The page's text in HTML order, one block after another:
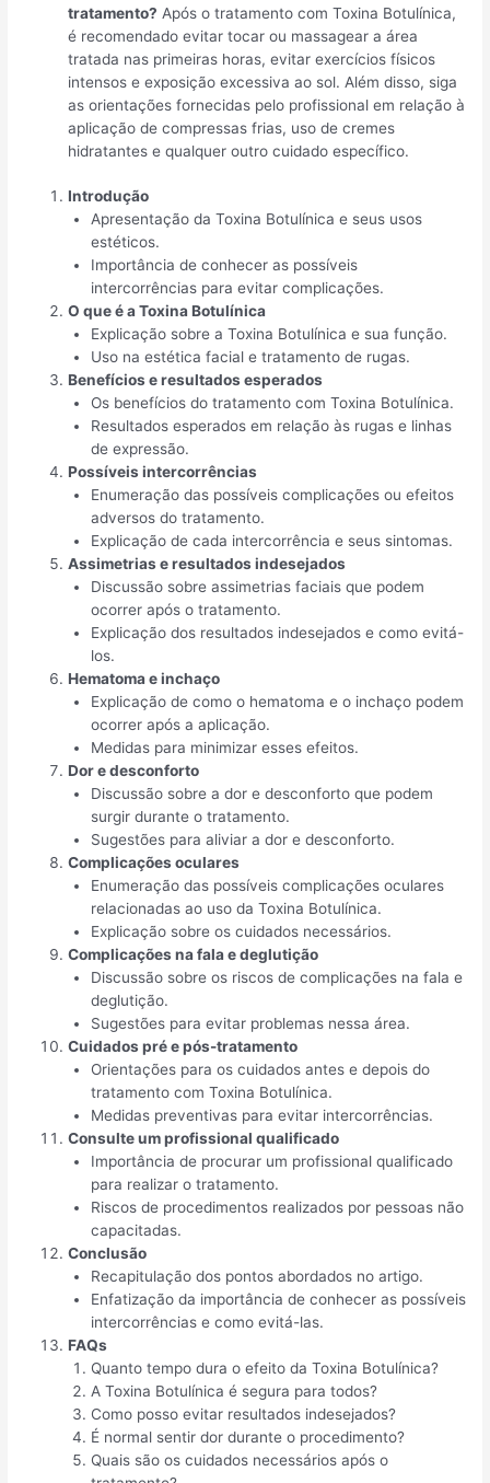
tratamento? Após o tratamento com Toxina Botulínica,
é recomendado evitar tocar ou massagear a área
tratada nas primeiras horas, evitar exercícios físicos
intensos e exposição excessiva ao sol. Além disso, siga
as orientações fornecidas pelo profissional em relação à
aplicação de compressas frias, uso de cremes
hidratantes e qualquer outro cuidado específico.
Introdução
Apresentação da Toxina Botulínica e seus usos
estéticos.
Importância de conhecer as possíveis
intercorrências para evitar complicações.
O que é a Toxina Botulínica
Explicação sobre a Toxina Botulínica e sua função.
Uso na estética facial e tratamento de rugas.
Benefícios e resultados esperados
Os benefícios do tratamento com Toxina Botulínica.
Resultados esperados em relação às rugas e linhas
de expressão.
Possíveis intercorrências
Enumeração das possíveis complicações ou efeitos
adversos do tratamento.
Explicação de cada intercorrência e seus sintomas.
Assimetrias e resultados indesejados
Discussão sobre assimetrias faciais que podem
ocorrer após o tratamento.
Explicação dos resultados indesejados e como evitá-
los.
Hematoma e inchaço
Explicação de como o hematoma e o inchaço podem
ocorrer após a aplicação.
Medidas para minimizar esses efeitos.
Dor e desconforto
Discussão sobre a dor e desconforto que podem
surgir durante o tratamento.
Sugestões para aliviar a dor e desconforto.
Complicações oculares
Enumeração das possíveis complicações oculares
relacionadas ao uso da Toxina Botulínica.
Explicação sobre os cuidados necessários.
Complicações na fala e deglutição
Discussão sobre os riscos de complicações na fala e
deglutição.
Sugestões para evitar problemas nessa área.
Cuidados pré e pós-tratamento
Orientações para os cuidados antes e depois do
tratamento com Toxina Botulínica.
Medidas preventivas para evitar intercorrências.
Consulte um profissional qualificado
Importância de procurar um profissional qualificado
para realizar o tratamento.
Riscos de procedimentos realizados por pessoas não
capacitadas.
Conclusão
Recapitulação dos pontos abordados no artigo.
Enfatização da importância de conhecer as possíveis
intercorrências e como evitá-las.
FAQs
Quanto tempo dura o efeito da Toxina Botulínica?
A Toxina Botulínica é segura para todos?
Como posso evitar resultados indesejados?
É normal sentir dor durante o procedimento?
Quais são os cuidados necessários após o